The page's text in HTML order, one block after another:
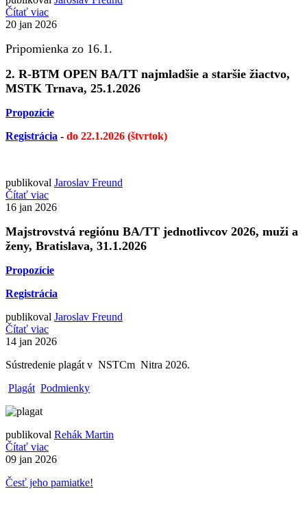
Čítať viac
20 jan 2026
Pripomienka zo 16.1.
2. R-BTM OPEN BA/TT najmladšie a staršie žiactvo,
MSTK Trnava, 25.1.2026
Propozície
Registrácia - do 22.1.2026 (štvrtok)
publikoval Jaroslav Freund
Čítať viac
16 jan 2026
Majstrovstvá regiónu BA/TT jednotlivcov 2026, muži a
ženy, Bratislava, 31.1.2026
Propozície
Registrácia
publikoval Jaroslav Freund
Čítať viac
14 jan 2026
Sústredenie plagát v NSTCm Nitra 2026.
Plagát Podmienky
publikoval Rehák Martin
Čítať viac
09 jan 2026
Česť jeho pamiatke!